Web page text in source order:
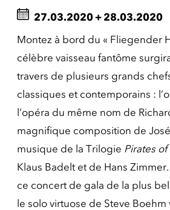
27.03.2020 + 28.03.2020
Montez à bord du « Fliegender
célèbre vaisseau fantôme
travers de plusieurs grands
classiques et contemporains :
l’opéra du même nom de
magnifique composition de
musique de la Trilogie Pirates
Klaus Badelt et de Hans
ce concert de gala de la plus
le solo virtuose de Steve